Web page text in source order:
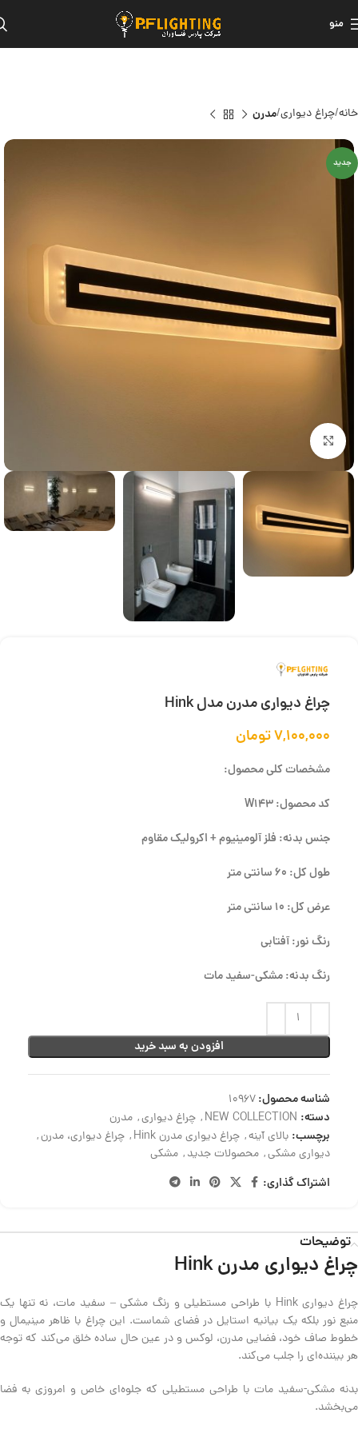
منو
خانه چراغ دیواری مدرن
جدید
بزرگنمایی تصویر
چراغ دیواری مدرن مدل Hink
۷,۱۰۰,۰۰۰تومان
مشخصات کلی محصول:
کد محصول: W143
جنس بدنه: فلز آلومینیوم + اکرولیک مقاوم
طول کل: 60 سانتی متر
عرض کل: 10 سانتی متر
رنگ نور: آفتابی
رنگ بدنه: مشکی-سفید مات
افزودن به سبد خرید
شناسه محصول:10967
دسته: NEW COLLECTION
, چراغ دیواری, مدرن
برچسب: بالای آینه, چراغ دیواری مدرن Hink , چراغ دیواری، مدرن,
دیواری مشکی, محصولات جدید, مشکی
اشتراک گذاری:
توضیحات
چراغ دیواری مدرن Hink
چراغ دیواری Hink با طراحی مستطیلی و رنگ مشکی – سفید مات، نه تنها یک
منبع نور بلکه یک بیانیه استایل در فضای شماست. این چراغ با ظاهر مینیمال و
خطوط صاف خود، فضایی مدرن، لوکس و در عین حال ساده خلق می‌کند که توجه
هر بیننده‌ای را جلب می‌کند.
بدنه مشکی-سفید مات با طراحی مستطیلی که جلوه‌ای خاص و امروزی به فضا
می‌بخشد.